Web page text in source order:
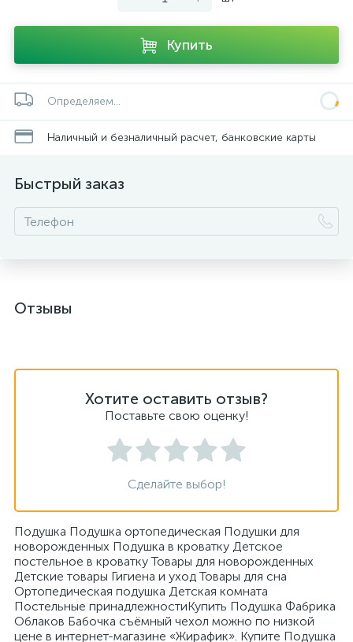
Купить
Определяем...
Наличный и безналичный расчет, банковские карты
Быстрый заказ
Отзывы
Хотите оставить отзыв?
Поставьте свою оценку!
Сделайте выбор!
Подушка Подушка ортопедическая Подушки для
новорожденных Подушка в кроватку Детское
постельное в кроватку Товары для новорожденных
Детские товары Гигиена и уход Товары для сна
Ортопедическая подушка Детская комната
Постельные принадлежностиКупить Подушка Фабрика
Облаков Бабочка съёмный чехол можно по низкой
цене в интернет-магазине «Жирафик». Купите Подушка